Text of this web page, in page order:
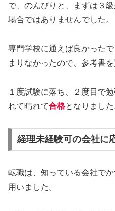
で、のんびりと、まずは３
場合ではありませんでした。
専門学校に通えば良かった
まりなかったので、参考書
１度試験に落ち、２度目で
れて晴れて合格となりました
経理未経験可の会社に
転職は、知っている会社で
用いました。